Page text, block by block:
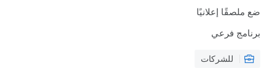
ضع ملصقًا إعلانيًا
برنامج فرعي
للشركات